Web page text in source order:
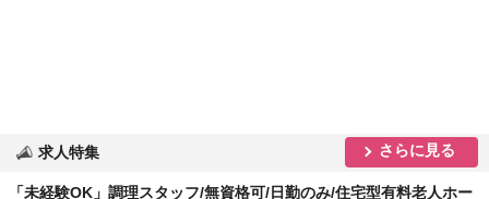
求人特集 さらに見る
「未経験OK」調理スタッフ/無資格可/日勤のみ/住宅型有料老人ホー